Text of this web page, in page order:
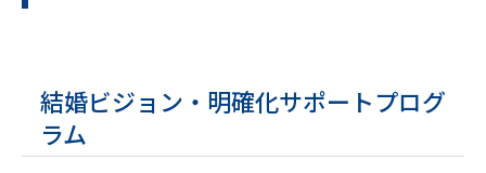
結婚ビジョン・明確化サポートプログ
ラム